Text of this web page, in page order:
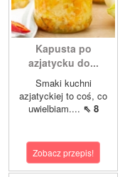
Kapusta po
azjatycku do...
Smaki kuchni
azjatyckiej to coś, co
uwielbiam.... ⇖ 8
Zobacz przepis!